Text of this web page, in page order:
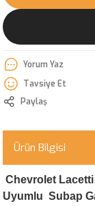
Yorum Yaz
Tavsiye Et
Paylaş
Ürün Bilgisi
Chevrolet Lacetti
Uyumlu Subap